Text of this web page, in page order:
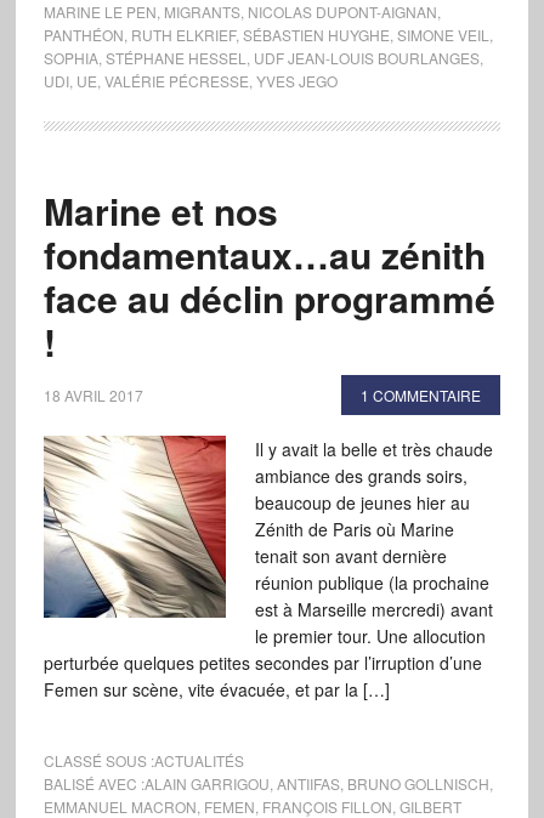
MARINE LE PEN MIGRANTS, NICOLAS DUPONT-AIGNAN
PANTHÉON RUTH ELKRIEF, SÉBASTIEN HUYGHE SIMONE VEIL
SOPHIA, STÉPHANE HESSEL UDF JEAN-LOUIS BOURLANGES,
UDI, UE VALÉRIE PÉCRESSE YVES JEGO
Marine et nos
fondamentaux…au zénith
face au déclin programmé
!
18 AVRIL 2017 1 COMMENTAIRE
Il y avait la belle et très chaude
ambiance des grands soirs,
beaucoup de jeunes hier au
Zénith de Paris où Marine
tenait son avant dernière
réunion publique (la prochaine
est à Marseille mercredi) avant
le premier tour. Une allocution
perturbée quelques petites secondes par l’irruption d’une
Femen sur scène, vite évacuée, et par la […]
CLASSÉ SOUS :ACTUALITÉS
BALISÉ AVEC :ALAIN GARRIGOU ANTIIFAS, BRUNO GOLLNISCH
EMMANUEL MACRON FEMEN FRANÇOIS FILLON GILBERT